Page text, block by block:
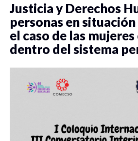
Justicia y Derechos
personas en
el caso de las
dentro del sistema